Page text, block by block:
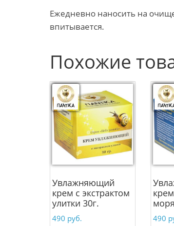
Ежедневно наносить на
впитывается.
Похожие
Увлажняющий
крем с экстрактом
улитки 30г.
490 руб. 490